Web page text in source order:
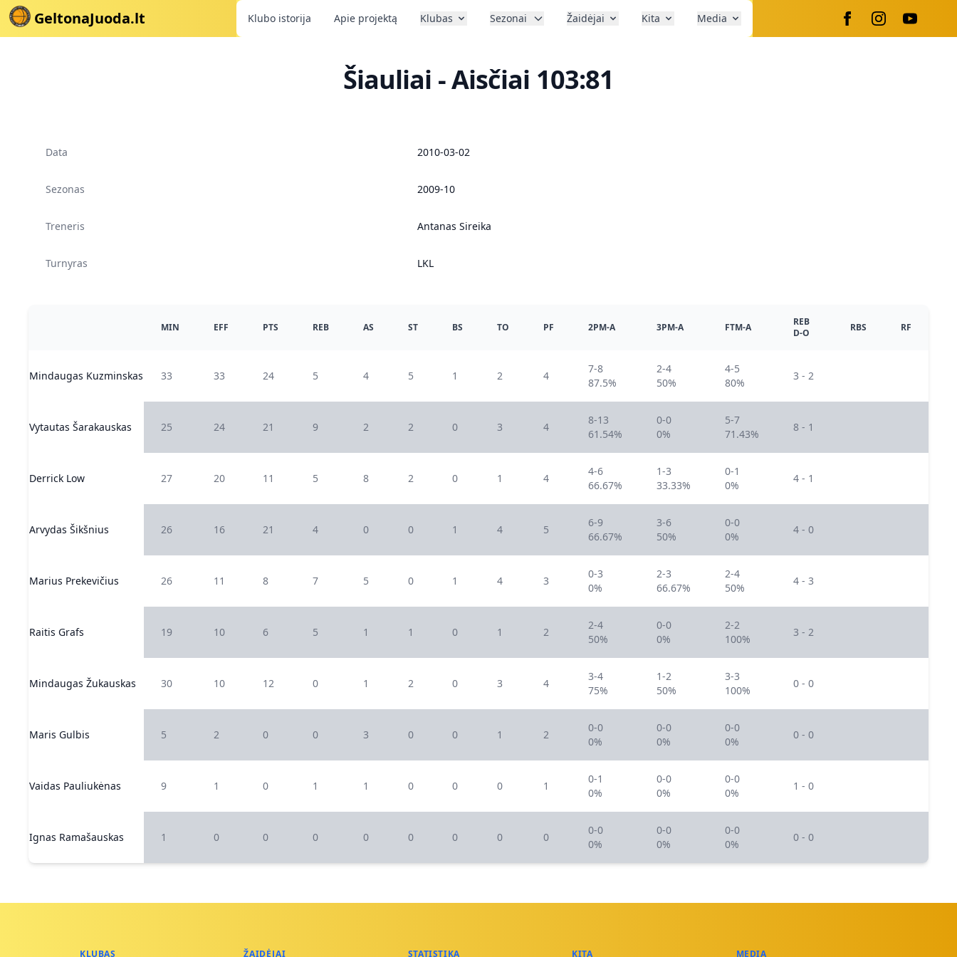
GeltonaJuoda.lt Klubo istorija Apie projektą Klubas Sezonai Žaidėjai Kita Media
Šiauliai - Aisčiai 103:81
Data 2010-03-02
Sezonas 2009-10
Treneris Antanas Sireika
Turnyras LKL
MIN EFF PTS REB AS ST BS TO PF 2PM-A 3PM-A FTM-A
REB
D-O
RBS RF
Mindaugas Kuzminskas 33 33 24 5 4 5 1 2 4
7-8
87.5%
2-4
50%
4-5
80%
3 - 2
Vytautas Šarakauskas 25 24 21 9 2 2 0 3 4
8-13
61.54%
0-0
0%
5-7
71.43%
8 - 1
Derrick Low 27 20 11 5 8 2 0 1 4
4-6
66.67%
1-3
33.33%
0-1
0%
4 - 1
Arvydas Šikšnius 26 16 21 4 0 0 1 4 5
6-9
66.67%
3-6
50%
0-0
0%
4 - 0
Marius Prekevičius 26 11 8 7 5 0 1 4 3
0-3
0%
2-3
66.67%
2-4
50%
4 - 3
Raitis Grafs 19 10 6 5 1 1 0 1 2
2-4
50%
0-0
0%
2-2
100%
3 - 2
Mindaugas Žukauskas 30 10 12 0 1 2 0 3 4
3-4
75%
1-2
50%
3-3
100%
0 - 0
Maris Gulbis 5 2 0 0 3 0 0 1 2
0-0
0%
0-0
0%
0-0
0%
0 - 0
Vaidas Pauliukėnas 9 1 0 1 1 0 0 0 1
0-1
0%
0-0
0%
0-0
0%
1 - 0
Ignas Ramašauskas 1 0 0 0 0 0 0 0 0
0-0
0%
0-0
0%
0-0
0%
0 - 0
KLUBAS ŽAIDĖJAI STATISTIKA KITA MEDIA